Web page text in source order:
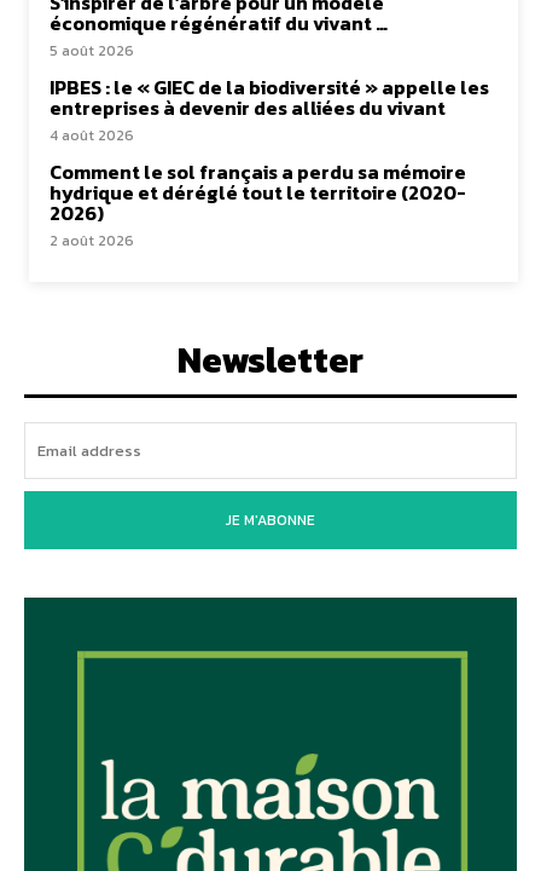
économique régénératif du vivant …
5 août 2026
IPBES : le « GIEC de la biodiversité » appelle les
entreprises à devenir des alliées du vivant
4 août 2026
Comment le sol français a perdu sa mémoire
hydrique et déréglé tout le territoire (2020-
2026)
2 août 2026
Newsletter
JE M'ABONNE